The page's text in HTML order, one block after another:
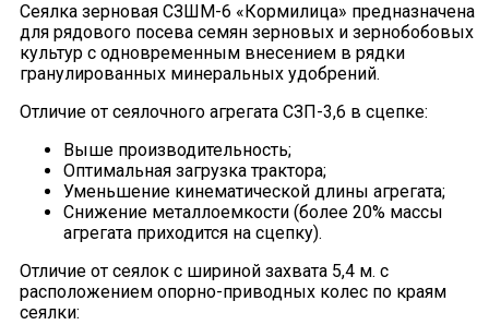
Сеялка зерновая СЗШМ-6 «Кормилица» предназначена
для рядового посева семян зерновых и зернобобовых
культур с одновременным внесением в рядки
гранулированных минеральных удобрений.
Отличие от сеялочного агрегата СЗП-3,6 в сцепке:
Выше производительность;
Оптимальная загрузка трактора;
Уменьшение кинематической длины агрегата;
Снижение металлоемкости (более 20% массы
агрегата приходится на сцепку).
Отличие от сеялок с шириной захвата 5,4 м. с
расположением опорно-приводных колес по краям
сеялки: